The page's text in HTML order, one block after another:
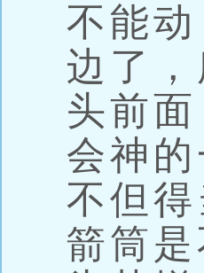
不能
边了
头前
会神
不但
箭筒